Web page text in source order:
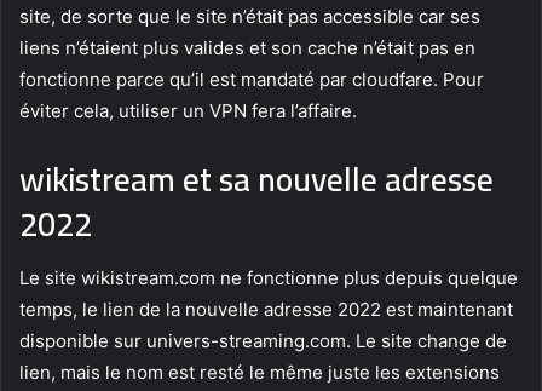
site, de sorte que le site n’était pas accessible car ses
liens n’étaient plus valides et son cache n’était pas en
fonctionne parce qu’il est mandaté par cloudfare. Pour
éviter cela, utiliser un VPN fera l’affaire.
wikistream et sa nouvelle adresse
2022
Le site wikistream.com ne fonctionne plus depuis quelque
temps, le lien de la nouvelle adresse 2022 est maintenant
disponible sur univers-streaming.com. Le site change de
lien, mais le nom est resté le même juste les extensions